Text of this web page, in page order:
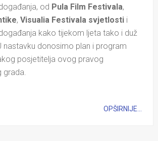
od Pula Film Festivala,
, Visualia Festivala svjetlosti i
kako tijekom ljeta tako i duž
nastavku donosimo plan i program
posjetitelja ovog pravog
grada.
OPŠIRNIJE...